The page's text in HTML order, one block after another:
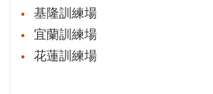
基隆訓練場
宜蘭訓練場
花蓮訓練場